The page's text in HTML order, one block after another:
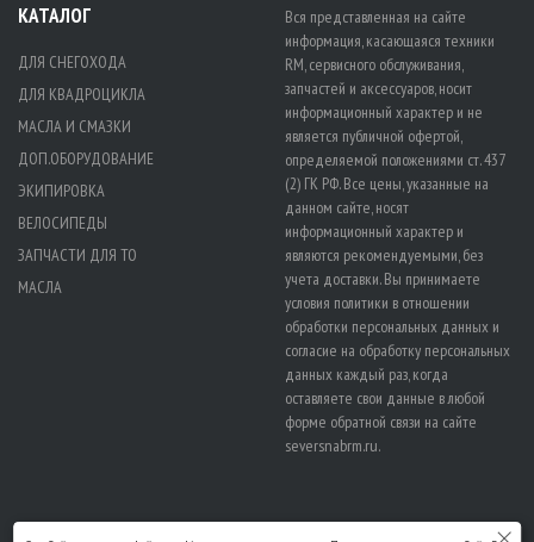
КАТАЛОГ
ДЛЯ СНЕГОХОДА
ДЛЯ КВАДРОЦИКЛА
МАСЛА И СМАЗКИ
ДОП.ОБОРУДОВАНИЕ
ЭКИПИРОВКА
ВЕЛОСИПЕДЫ
ЗАПЧАСТИ ДЛЯ ТО
МАСЛА
Вся представленная на сайте
информация, касающаяся техники
RM, сервисного обслуживания,
запчастей и аксессуаров, носит
информационный характер и не
является публичной офертой,
определяемой положениями ст. 437
(2) ГК РФ. Все цены, указанные на
данном сайте, носят
информационный характер и
являются рекомендуемыми, без
учета доставки. Вы принимаете
условия политики в отношении
обработки персональных данных и
согласие на обработку персональных
данных каждый раз, когда
оставляете свои данные в любой
форме обратной связи на сайте
seversnabrm.ru.